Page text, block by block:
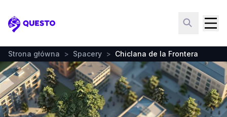
Questo
Strona główna > Spacery > Chiclana de la Frontera